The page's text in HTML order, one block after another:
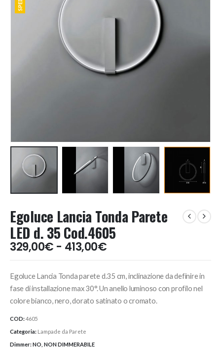
Egoluce Lancia Tonda Parete
LED d. 35 Cod.4605
329,00€ - 413,00€Fascia
di
da
329,00€
a
Egoluce Lancia Tonda parete d.35 cm, inclinazione da definire in
fase di installazione max 30°. Un anello luminoso con profilo nel
colore bianco, nero, dorato satinato o cromato.
COD:4605
Categoria: Lampade da Parete
Dimmer:NO, NON DIMMERABILE